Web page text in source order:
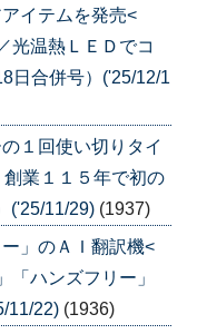
イテムを発売<
光温熱ＬＥＤでコ
日合併号）('25/12/1
１回使い切りタイ
業１１５年で初の
('25/11/29) (1937)
」のＡＩ翻訳機<
ハンズフリー」
11/22) (1936)